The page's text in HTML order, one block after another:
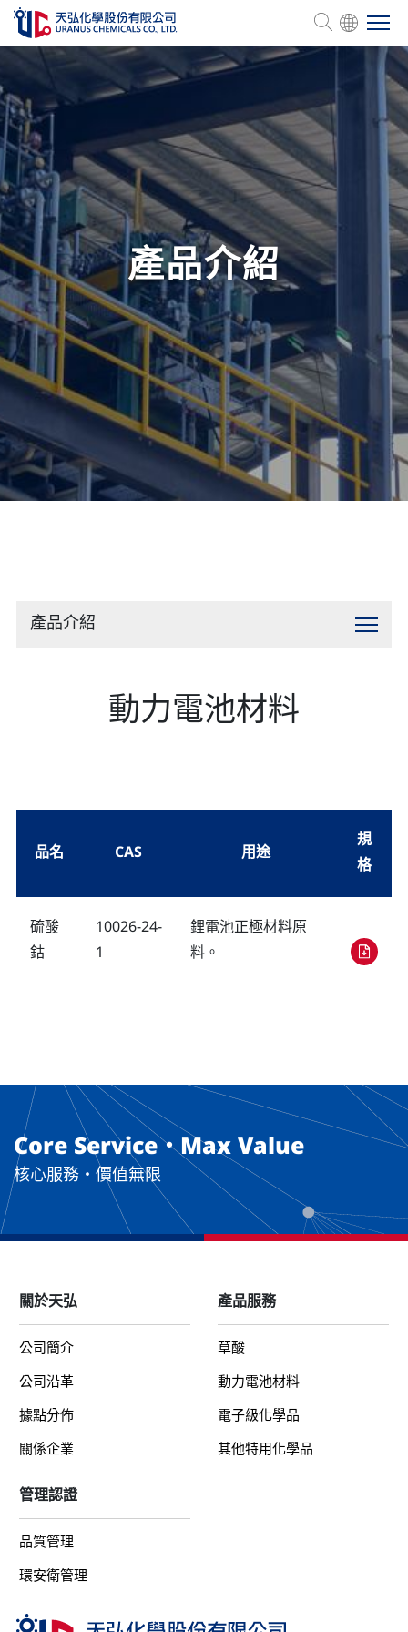
關於天弘
產品介紹
管理認證
人力資源
企業永續
投資關係
聯絡我們
產品介紹
產品介紹
動力電池材料
品名 CAS 用途
規
格
硫酸
鈷
10026-24-
1
鋰電池正極材料原
料。
Core Service・Max Value
核心服務・價值無限
關於天弘
公司簡介
公司沿革
據點分佈
關係企業
產品服務
草酸
動力電池材料
電子級化學品
其他特用化學品
管理認證
品質管理
環安衛管理